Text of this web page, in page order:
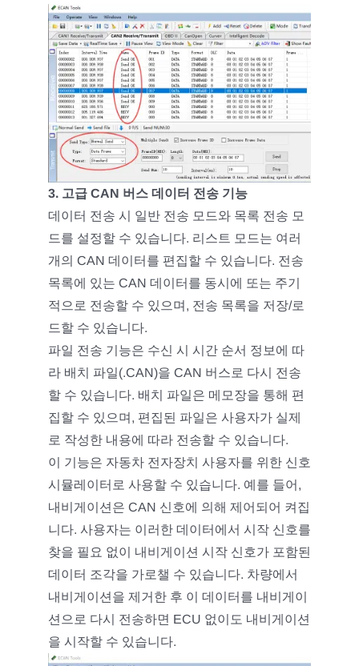
3. 고급 CAN 버스 데이터 전송 기능
데이터 전송 시 일반 전송 모드와 목록 전송 모
드를 설정할 수 있습니다. 리스트 모드는 여러
개의 CAN 데이터를 편집할 수 있습니다. 전송
목록에 있는 CAN 데이터를 동시에 또는 주기
적으로 전송할 수 있으며, 전송 목록을 저장/로
드할 수 있습니다.
파일 전송 기능은 수신 시 시간 순서 정보에 따
라 배치 파일(.CAN)을 CAN 버스로 다시 전송
할 수 있습니다. 배치 파일은 메모장을 통해 편
집할 수 있으며, 편집된 파일은 사용자가 실제
로 작성한 내용에 따라 전송할 수 있습니다.
이 기능은 자동차 전자장치 사용자를 위한 신호
시뮬레이터로 사용할 수 있습니다. 예를 들어,
내비게이션은 CAN 신호에 의해 제어되어 켜집
니다. 사용자는 이러한 데이터에서 시작 신호를
찾을 필요 없이 내비게이션 시작 신호가 포함된
데이터 조각을 가로챌 수 있습니다. 차량에서
내비게이션을 제거한 후 이 데이터를 내비게이
션으로 다시 전송하면 ECU 없이도 내비게이션
을 시작할 수 있습니다.